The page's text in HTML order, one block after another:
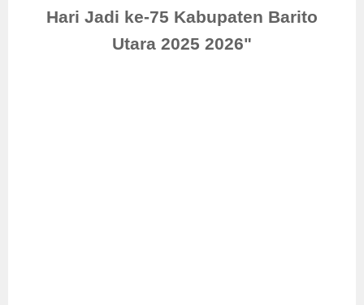
Hari Jadi ke-75 Kabupaten Barito
Utara 2025 2026"